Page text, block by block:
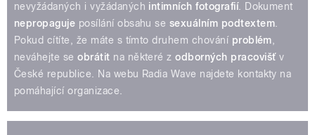
nevyžádaných i vyžádaných intimních fotografií. Dokument
nepropaguje posílání obsahu se sexuálním podtextem.
Pokud cítíte, že máte s tímto druhem chování problém,
neváhejte seobrátit na některé zodborných pracovišťv
České republice. Na webu Radia Wave najdete kontakty na
pomáhající organizace.